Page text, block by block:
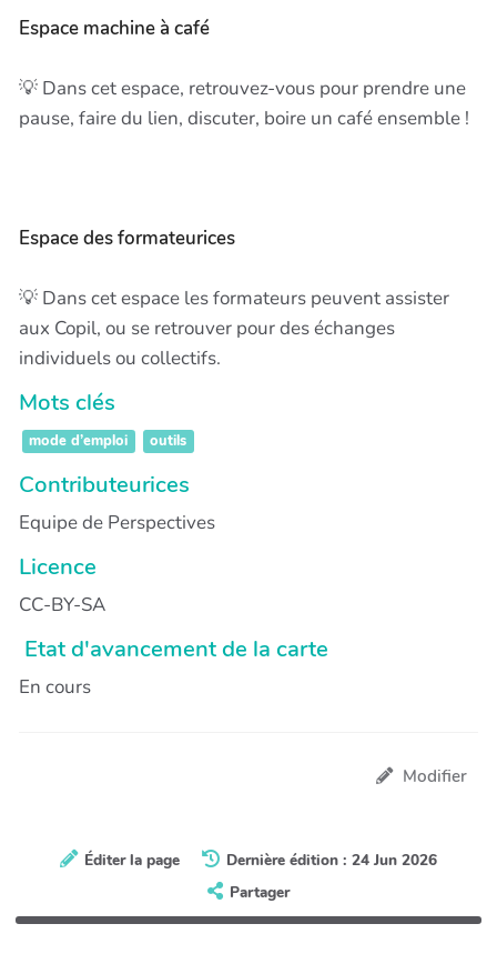
Espace machine à café
💡 Dans cet espace, retrouvez-vous pour prendre une
pause, faire du lien, discuter, boire un café ensemble !
Espace des formateurices
💡 Dans cet espace les formateurs peuvent assister
aux Copil, ou se retrouver pour des échanges
individuels ou collectifs.
Mots clés
mode d’emploi outils
Contributeurices
Equipe de Perspectives
Licence
CC-BY-SA
Etat d'avancement de la carte
En cours
Modifier
Éditer la page
Dernière édition : 24 Jun 2026
Partager